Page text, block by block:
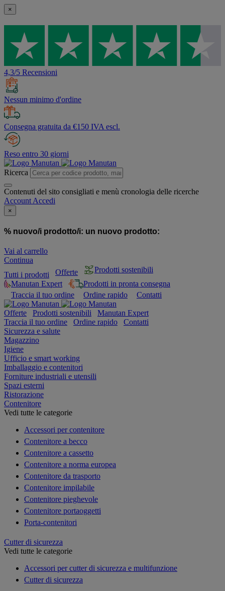
×
4,3/5 Recensioni
Nessun minimo d'ordine
Consegna gratuita da €150 IVA escl.
Reso entro 30 giorni
Ricerca
Contenuti del sito consigliati e menù cronologia delle ricerche
Account Accedi
×
% nuovo/i prodotto/i: un nuovo prodotto:
Vai al carrello
Continua
Tutti i prodotti
Offerte
Prodotti sostenibili
Manutan Expert
Prodotti in pronta consegna
Traccia il tuo ordine
Ordine rapido Contatti
Offerte Prodotti sostenibili
Manutan Expert
Traccia il tuo ordine
Ordine rapido
Contatti
Sicurezza e salute
Magazzino
Igiene
Ufficio e smart working
Imballaggio e contenitori
Forniture industriali e utensili
Spazi esterni
Ristorazione
Contenitore
Vedi tutte le categorie
Accessori per contenitore
Contenitore a becco
Contenitore a cassetto
Contenitore a norma europea
Contenitore da trasporto
Contenitore impilabile
Contenitore pieghevole
Contenitore portaoggetti
Porta-contenitori
Cutter di sicurezza
Vedi tutte le categorie
Accessori per cutter di sicurezza e multifunzione
Cutter di sicurezza